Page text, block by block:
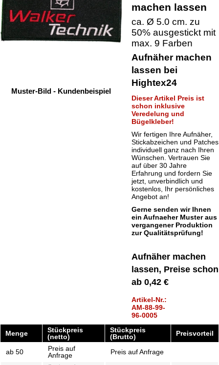
Muster-Bild - Kundenbeispiel
machen lassen
ca. Ø 5.0 cm. zu
50% ausgestickt mit
max. 9 Farben
Aufnäher machen
lassen bei
Hightex24
Dieser Artikel Preis ist
schon inklusive
Veredelung und
Bügelkleber!
Wir fertigen Ihre Aufnäher,
Stickabzeichen und Patches
individuell ganz nach Ihren
Wünschen. Vertrauen Sie
auf über 30 Jahre
Erfahrung und fordern Sie
jetzt, unverbindlich und
kostenlos, Ihr persönliches
Angebot an!
Gerne senden wir Ihnen
ein Aufnaeher Muster aus
vergangener Produktion
zur Qualitätsprüfung!
Aufnäher machen
lassen, Preise schon
ab 0,42 €
Artikel-Nr.:
AM-88-99-
96-0005
Menge
Stückpreis
(netto)
Stückpreis
(Brutto)
Preisvorteil
ab 50
Preis auf
Anfrage
Preis auf Anfrage